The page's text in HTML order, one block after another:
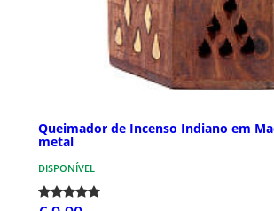
Queimador de Incenso Indiano em
metal
DISPONÍVEL